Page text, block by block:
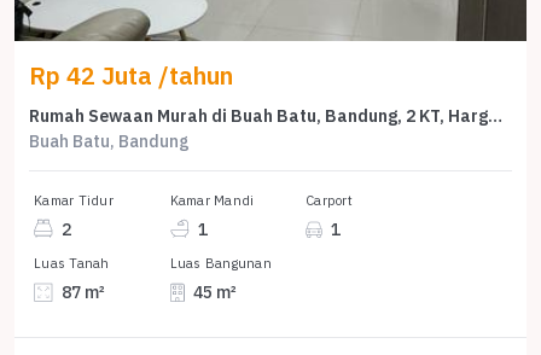
Rp 42 Juta /tahun
Rumah Sewaan Murah di Buah Batu, Bandung, 2 KT, Harga 42 Juta /tahun
Buah Batu, Bandung
Kamar Tidur
2
Kamar Mandi
1
Carport
1
Luas Tanah
87 m²
Luas Bangunan
45 m²